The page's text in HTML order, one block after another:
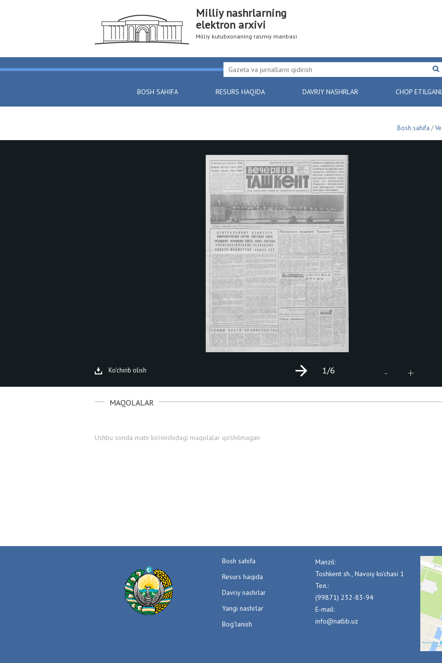
Milliy nashrlarning
elektron arxivi
Milliy kutubxonaning rasmiy manbasi
BOSH SAHIFA RESURS HAQIDA DAVRIY NASHRLAR CHOP
Bosh sahifa /
Ko'chirib olish - +
1/6
MAQOLALAR
Ushbu sonda matn ko'rinishidagi maqolalar qo'shilmagan
Bosh sahifa
Resurs haqida
Davriy nashrlar
Yangi nashrlar
Bog'lanish
Manzil:
Toshkent sh., Navoiy ko'chasi 1
Тел.:
(99871) 232-83-94
E-mail:
info@natlib.uz